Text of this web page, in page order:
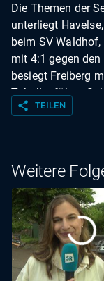
Die Themen der
unterliegt
beim SV
mit 4:1 gegen
besiegt Freiberg
Tabellenführer
share TEILEN
Weitere